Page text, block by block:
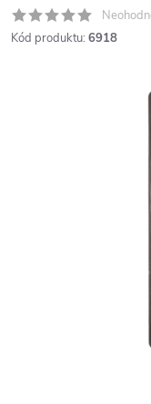
Kód produktu: 6918